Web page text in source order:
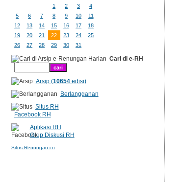
1 2 3
4
5
6 7 8 9 10
11
12
13 14 15 16 17
18
19
20 21 22 23 24
25
26
27 28 29 30 31
Cari di e-RH
Arsip (10654edisi)
Berlangganan
Situs RH
Facebook RH
Aplikasi RH
Grup Diskusi RH
Situs Renungan.co